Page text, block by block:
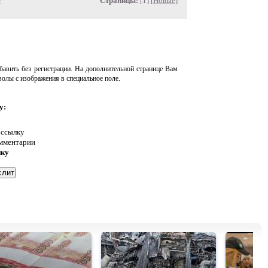
без регистрации. На дополнительной странице Вам
с изображения в специальное поле.